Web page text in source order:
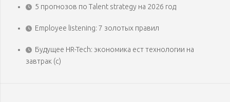
5 прогнозов по Talent strategy на 2026 год
Employee listening: 7 золотых правил
Будущее HR-Tech: экономика ест технологии на
завтрак (с)